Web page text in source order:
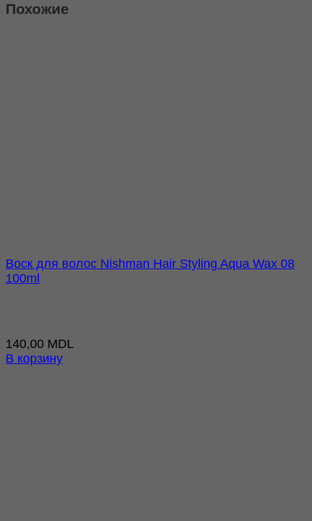
Похожие
Воск для волос Nishman Hair Styling Aqua Wax 08
100ml
140,00 MDL
В корзину